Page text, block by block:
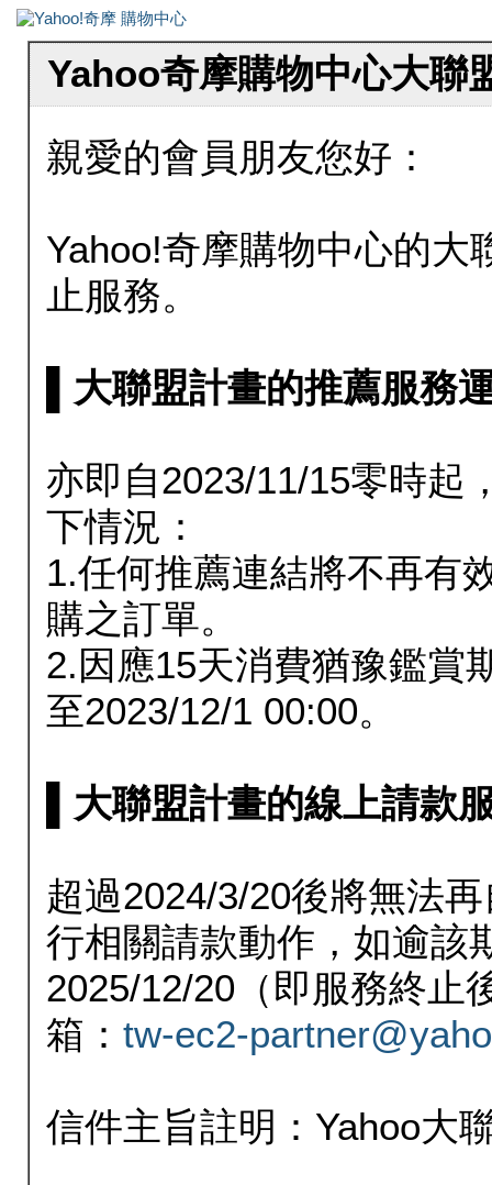
Yahoo奇摩購物中心大聯
親愛的會員朋友您好：
Yahoo!奇摩購物中心的大
止服務。
▌大聯盟計畫的推薦服務
亦即自2023/11/15零時起
下情況：
1.任何推薦連結將不再有
購之訂單。
2.因應15天消費猶豫鑑賞
至2023/12/1 00:00。
▌大聯盟計畫的線上請款
超過2024/3/20後將無法
行相關請款動作，如逾該
2025/12/20（即服務終止
箱： tw-ec2-
信件主旨註明：Yahoo大